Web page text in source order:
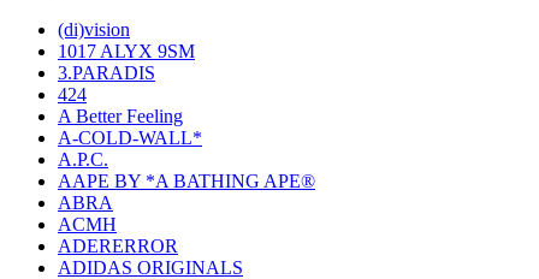
(di)vision
1017 ALYX 9SM
3.PARADIS
424
A Better Feeling
A-COLD-WALL*
A.P.C.
AAPE BY *A BATHING APE®
ABRA
ACMH
ADERERROR
ADIDAS ORIGINALS